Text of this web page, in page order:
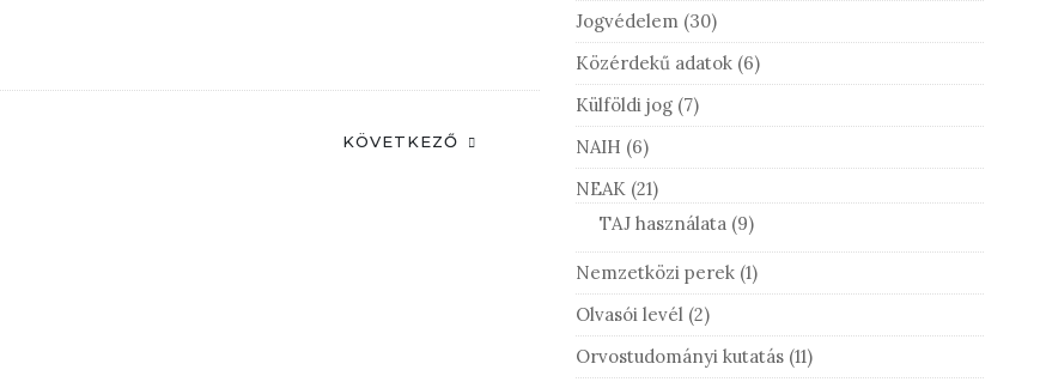
KÖVETKEZŐ
Jogvédelem(30)
Közérdekű adatok(6)
Külföldi jog(7)
NAIH (6)
NEAK(21)
TAJ használata(9)
Nemzetközi perek(1)
Olvasói levél(2)
Orvostudományi kutatás(11)